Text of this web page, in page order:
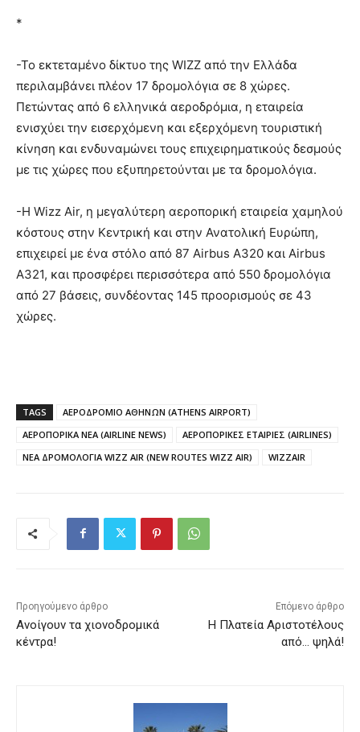
*
-Το εκτεταμένο δίκτυο της WIZZ από την Ελλάδα
περιλαμβάνει πλέον 17 δρομολόγια σε 8 χώρες.
Πετώντας από 6 ελληνικά αεροδρόμια, η εταιρεία
ενισχύει την εισερχόμενη και εξερχόμενη τουριστική
κίνηση και ενδυναμώνει τους επιχειρηματικούς δεσμούς
με τις χώρες που εξυπηρετούνται με τα δρομολόγια.
-Η Wizz Air, η μεγαλύτερη αεροπορική εταιρεία χαμηλού
κόστους στην Κεντρική και στην Ανατολική Ευρώπη,
επιχειρεί με ένα στόλο από 87 Airbus A320 και Airbus
A321, και προσφέρει περισσότερα από 550 δρομολόγια
από 27 βάσεις, συνδέοντας 145 προορισμούς σε 43
χώρες.
TAGS
ΑΕΡΟΔΡΟΜΙΟ ΑΘΗΝΩΝ (ATHENS AIRPORT)
ΑΕΡΟΠΟΡΙΚΑ ΝΕΑ (AIRLINE NEWS)
ΑΕΡΟΠΟΡΙΚΕΣ ΕΤΑΙΡΙΕΣ (AIRLINES)
ΝΕΑ ΔΡΟΜΟΛΟΓΙΑ WIZZ AIR (NEW ROUTES WIZZ AIR)
WIZZAIR
Προηγούμενο άρθρο
Ανοίγουν τα χιονοδρομικά
κέντρα!
Επόμενο άρθρο
Η Πλατεία Αριστοτέλους
από… ψηλά!